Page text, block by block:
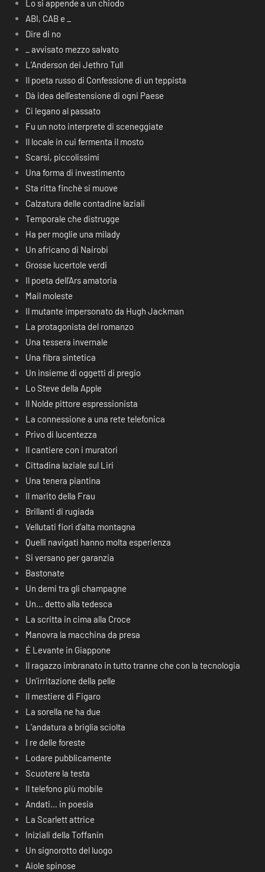
Lo si appende a un chiodo
ABI, CAB e _
Dire di no
_ avvisato mezzo salvato
L’Anderson dei Jethro Tull
Il poeta russo di Confessione di un teppista
Dà idea dell’estensione di ogni Paese
Ci legano al passato
Fu un noto interprete di sceneggiate
Il locale in cui fermenta il mosto
Scarsi, piccolissimi
Una forma di investimento
Sta ritta finchè si muove
Calzatura delle contadine laziali
Temporale che distrugge
Ha per moglie una milady
Un africano di Nairobi
Grosse lucertole verdi
Il poeta dell’Ars amatoria
Mail moleste
Il mutante impersonato da Hugh Jackman
La protagonista del romanzo
Una tessera invernale
Una fibra sintetica
Un insieme di oggetti di pregio
Lo Steve della Apple
Il Nolde pittore espressionista
La connessione a una rete telefonica
Privo di lucentezza
Il cantiere con i muratori
Cittadina laziale sul Liri
Una tenera piantina
Il marito della Frau
Brillanti di rugiada
Vellutati fiori d’alta montagna
Quelli navigati hanno molta esperienza
Si versano per garanzia
Bastonate
Un demi tra gli champagne
Un… detto alla tedesca
La scritta in cima alla Croce
Manovra la macchina da presa
É Levante in Giappone
Il ragazzo imbranato in tutto tranne che con la tecnologia
Un’irritazione della pelle
Il mestiere di Figaro
La sorella ne ha due
L’andatura a briglia sciolta
I re delle foreste
Lodare pubblicamente
Scuotere la testa
Il telefono più mobile
Andati… in poesia
La Scarlett attrice
Iniziali della Toffanin
Un signorotto del luogo
Aiole spinose